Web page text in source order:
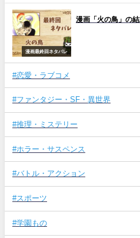
漫画最終回ネタバレ
漫画「火の鳥」の
#恋愛・ラブコメ
#ファンタジー・SF・異世界
#推理・ミステリー
#ホラー・サスペンス
#バトル・アクション
#スポーツ
#学園もの